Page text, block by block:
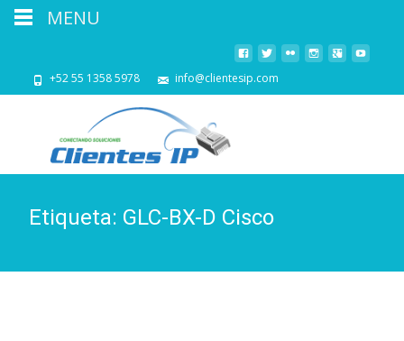
+52 55 1358 5978 info@clientesip.com
Etiqueta: GLC-BX-D Cisco
MENU